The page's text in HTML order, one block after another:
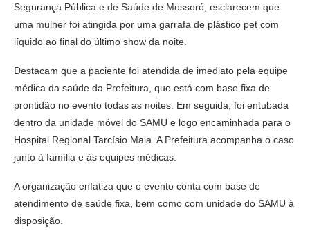
Segurança Pública e de Saúde de Mossoró, esclarecem que
uma mulher foi atingida por uma garrafa de plástico pet com
líquido ao final do último show da noite.
Destacam que a paciente foi atendida de imediato pela equipe
médica da saúde da Prefeitura, que está com base fixa de
prontidão no evento todas as noites. Em seguida, foi entubada
dentro da unidade móvel do SAMU e logo encaminhada para o
Hospital Regional Tarcísio Maia. A Prefeitura acompanha o caso
junto à família e às equipes médicas.
A organização enfatiza que o evento conta com base de
atendimento de saúde fixa, bem como com unidade do SAMU à
disposição.